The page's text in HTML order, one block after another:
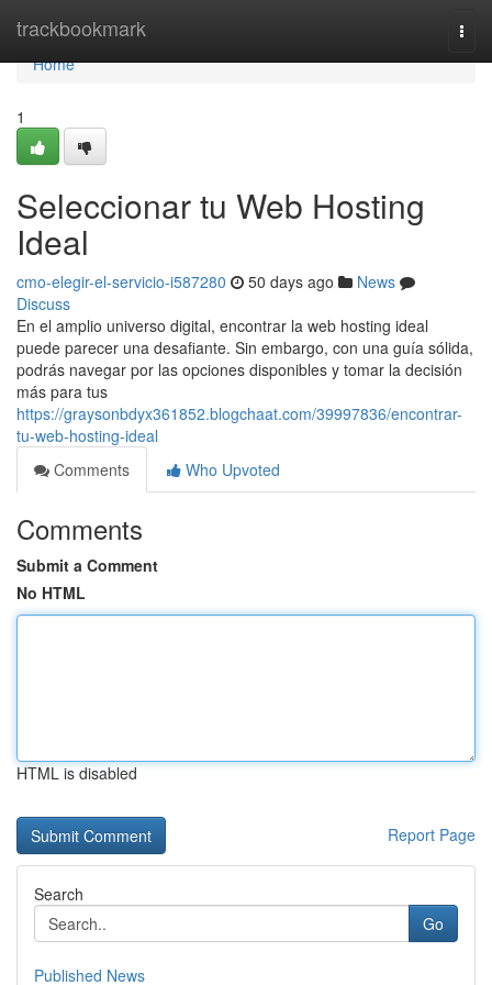
trackbookmark
Home
Home
1
Seleccionar tu Web Hosting
Ideal
cmo-elegir-el-servicio-i587280 50 days ago
News
Discuss
En el amplio universo digital, encontrar la web hosting ideal
puede parecer una desafiante. Sin embargo, con una guía sólida,
podrás navegar por las opciones disponibles y tomar la decisión
más para tus
https://graysonbdyx361852.blogchaat.com/39997836/encontrar-
tu-web-hosting-ideal
Comments
Who Upvoted
Comments
Submit a Comment
No HTML
HTML is disabled
Report Page
Search
Go
Published News